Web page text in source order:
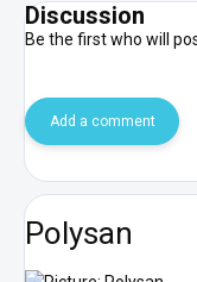
Discussion
Be the first who will
Add a comment
Polysan